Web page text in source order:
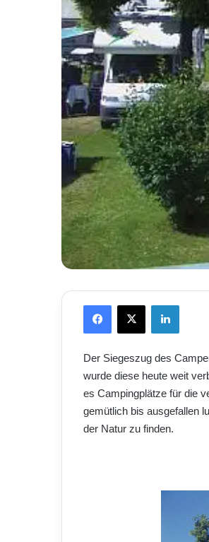
X
Der Siegeszug des
wurde diese heute weit
es Campingplätze für die
gemütlich bis ausgefallen
der Natur zu finden.